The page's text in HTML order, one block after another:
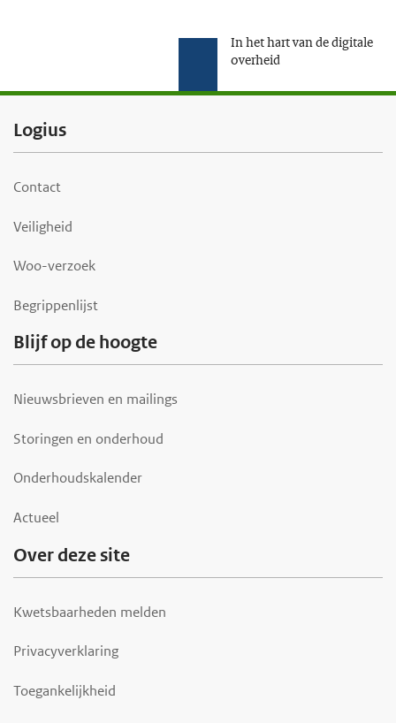
In het hart van de digitale
overheid
F
o
o
e
r
Logius
Contact
Veiligheid
Woo-verzoek
Begrippenlijst
Blijf op de hoogte
Nieuwsbrieven en mailings
Storingen en onderhoud
Onderhoudskalender
Actueel
Over deze site
Kwetsbaarheden melden
Privacyverklaring
Toegankelijkheid